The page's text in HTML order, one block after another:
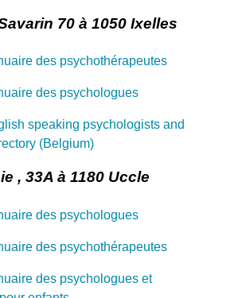
70 à 1050 Ixelles
des psychothérapeutes
des psychologues
speaking psychologists and
(Belgium)
, 33A à 1180 Uccle
des psychologues
des psychothérapeutes
des psychologues et